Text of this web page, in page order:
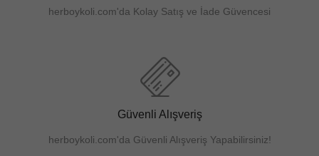
herboykoli.com'da Kolay Satış ve İade Güvencesi
Güvenli Alışveriş
herboykoli.com'da Güvenli Alışveriş Yapabilirsiniz!